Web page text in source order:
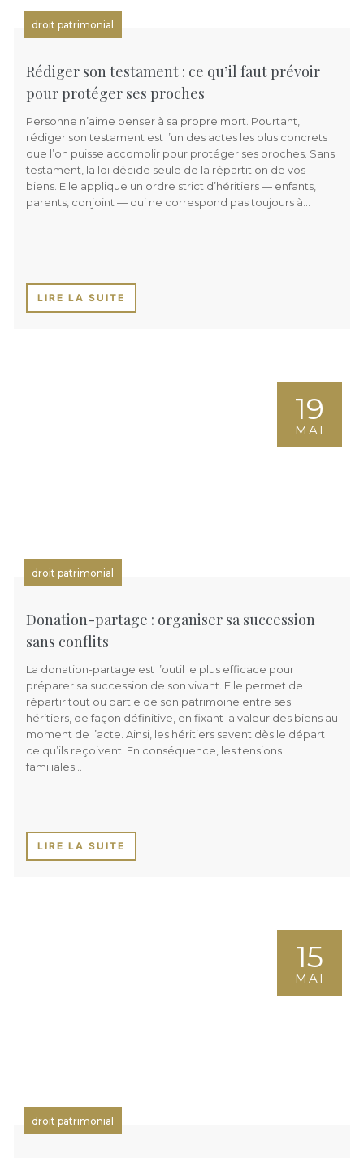
droit patrimonial
Rédiger son testament : ce qu’il faut prévoir
pour protéger ses proches
Personne n’aime penser à sa propre mort. Pourtant,
rédiger son testament est l’un des actes les plus concrets
que l’on puisse accomplir pour protéger ses proches. Sans
testament, la loi décide seule de la répartition de vos
biens. Elle applique un ordre strict d’héritiers — enfants,
parents, conjoint — qui ne correspond pas toujours à…
LIRE LA SUITE
19
MAI
droit patrimonial
Donation-partage : organiser sa succession
sans conflits
La donation-partage est l’outil le plus efficace pour
préparer sa succession de son vivant. Elle permet de
répartir tout ou partie de son patrimoine entre ses
héritiers, de façon définitive, en fixant la valeur des biens au
moment de l’acte. Ainsi, les héritiers savent dès le départ
ce qu’ils reçoivent. En conséquence, les tensions
familiales…
LIRE LA SUITE
15
MAI
droit patrimonial